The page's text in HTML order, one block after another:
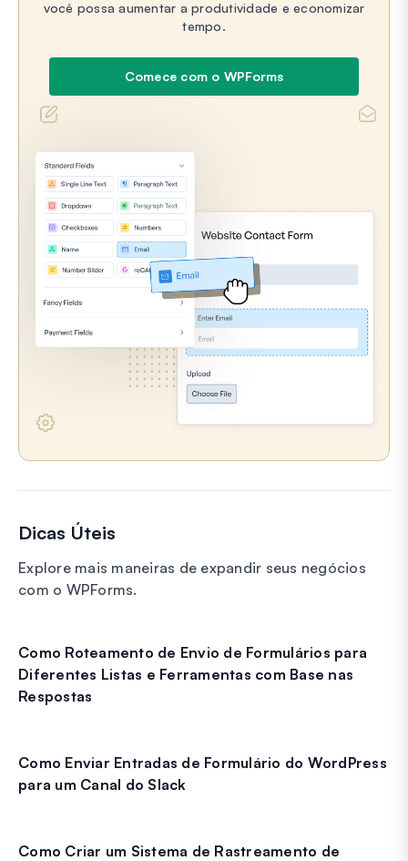
você possa aumentar a produtividade e economizar
tempo.
Comece com o WPForms
Dicas Úteis
Explore mais maneiras de expandir seus negócios
com o WPForms.
Como Roteamento de Envio de Formulários para
Diferentes Listas e Ferramentas com Base nas
Respostas
Como Enviar Entradas de Formulário do WordPress
para um Canal do Slack
Como Criar um Sistema de Rastreamento de